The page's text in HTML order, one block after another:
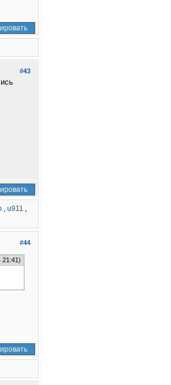
#43
, u911 ,
#44
21:41)